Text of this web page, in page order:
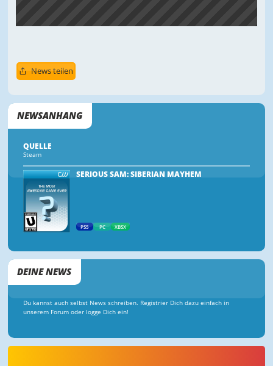
News teilen
NEWSANHANG
QUELLE
Steam
SERIOUS SAM: SIBERIAN MAYHEM
PS5 PC XBSX
DEINE NEWS
Du kannst auch selbst News schreiben. Registrier Dich dazu einfach in
unserem Forum oder logge Dich ein!